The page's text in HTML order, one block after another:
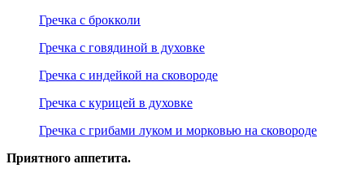
Гречка с брокколи
Гречка с говядиной в духовке
Гречка с индейкой на сковороде
Гречка с курицей в духовке
Гречка с грибами луком и морковью на сковороде
Приятного аппетита.